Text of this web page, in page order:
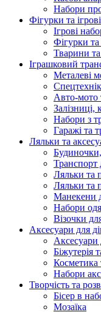
Набори
Фігурки та
Ігрові
Фігурки
Тварини
Іграшковий
Металеві
Авто-мото
Залізниці,
Набори з
Гаражі та
Ляльки та
Транспорт
Ляльки та
Ляльки та
Манекени
Набори
Візочки
Аксесуари для
Аксесуари
Біжутерія
Косметика
Набори
Творчість та
Бісер в
Мозаїка